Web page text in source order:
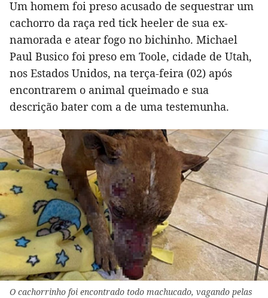
Um homem foi preso acusado de sequestrar um
cachorro da raça red tick heeler de sua ex-
namorada e atear fogo no bichinho. Michael
Paul Busico foi preso em Toole, cidade de Utah,
nos Estados Unidos, na terça-feira (02) após
encontrarem o animal queimado e sua
descrição bater com a de uma testemunha.
O cachorrinho foi encontrado todo machucado, vagando pelas